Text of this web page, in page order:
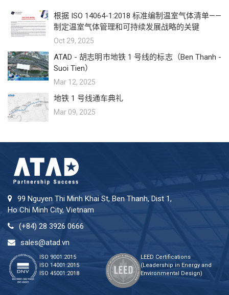
根据 ISO 14064-1:2018 标准编制温室气体清单——
制定温室气体管理和可持续发展战略的关键
Oct 29, 2025
ATAD - 胡志明市地铁 1 号线的标志（Ben Thanh -
Suoi Tien）
Mar 12, 2025
地铁 1 号线通车典礼
Mar 09, 2025
99 Nguyen Thi Minh Khai St, Ben Thanh, Dist 1,
Ho Chi Minh City, Vietnam
(+84) 28 3926 0666
sales@atad.vn
ISO 9001:2015
ISO 14001:2015
ISO 45001:2018
LEED Certifications
(Leadership in Energy and
Environmental Design)